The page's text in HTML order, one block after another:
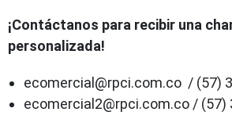
¡Contáctanos para recibir una
personalizada!
ecomercial@rpci.com.co / (57)
ecomercial2@rpci.com.co / (57)